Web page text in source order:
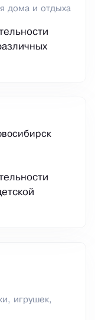
дома и отдыха
игрушек,